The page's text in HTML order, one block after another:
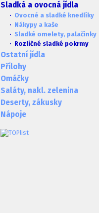
Sladká a ovocná jídla
· Ovocné a sladké knedlíky
· Nákypy a kaše
· Sladké omelety, palačinky
· Rozličné sladké pokrmy
Ostatní jídla
Přílohy
Omáčky
Saláty, nakl. zelenina
Deserty, zákusky
Nápoje